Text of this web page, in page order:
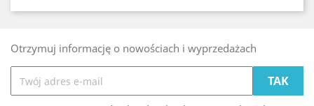
Otrzymuj informację o nowościach i wyprzedażach